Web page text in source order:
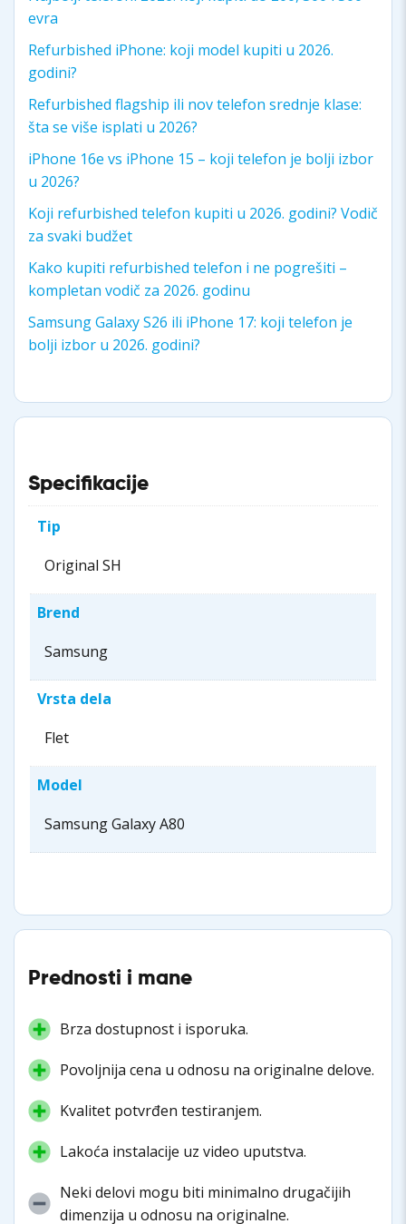
evra
Refurbished iPhone: koji model kupiti u 2026.
godini?
Refurbished flagship ili nov telefon srednje klase:
šta se više isplati u 2026?
iPhone 16e vs iPhone 15 – koji telefon je bolji izbor
u 2026?
Koji refurbished telefon kupiti u 2026. godini? Vodič
za svaki budžet
Kako kupiti refurbished telefon i ne pogrešiti –
kompletan vodič za 2026. godinu
Samsung Galaxy S26 ili iPhone 17: koji telefon je
bolji izbor u 2026. godini?
Specifikacije
Tip
Original SH
Brend
Samsung
Vrsta dela
Flet
Model
Samsung Galaxy A80
Prednosti i mane
Brza dostupnost i isporuka.
Povoljnija cena u odnosu na originalne delove.
Kvalitet potvrđen testiranjem.
Lakoća instalacije uz video uputstva.
Neki delovi mogu biti minimalno drugačijih
dimenzija u odnosu na originalne.